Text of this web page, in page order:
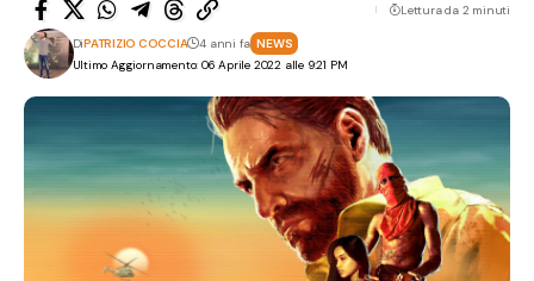
Ultimo Aggiornamento: 06 Aprile 2022 alle 9:21 PM
DiPATRIZIO COCCIA 4 anni fa NEWS
Lettura da 2 minuti